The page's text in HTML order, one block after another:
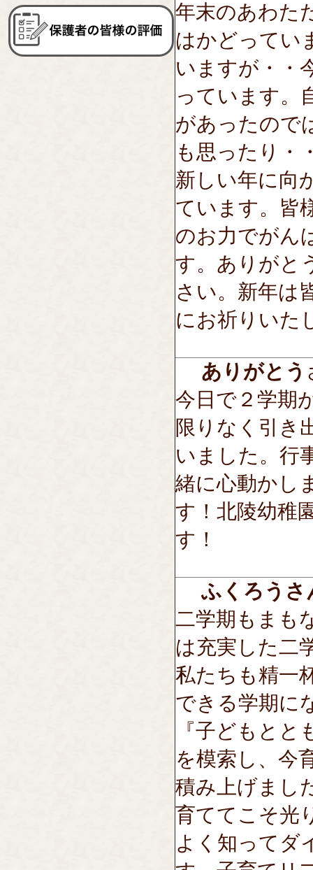
年末のあわた
はかどってい
いますが・・
っています。
があったので
も思ったり・
新しい年に向
ています。皆
のお力でがん
す。ありがと
さい。新年は
にお祈りいた
ありがとう
今日で２学期
限りなく引き
いました。行
緒に心動かし
す！北陵幼稚
す！
ふくろうさ
二学期もまも
は充実した二
私たちも精一
できる学期に
『子どもと
を模索し、今
積み上げまし
育ててこそ光
よく知ってダ